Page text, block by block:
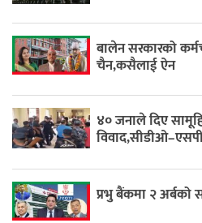
बालेन सरकारको
चैन,कसैलाई ऐन
४० जनाले दिए
प्रभु बैंकमा २ अर्बको